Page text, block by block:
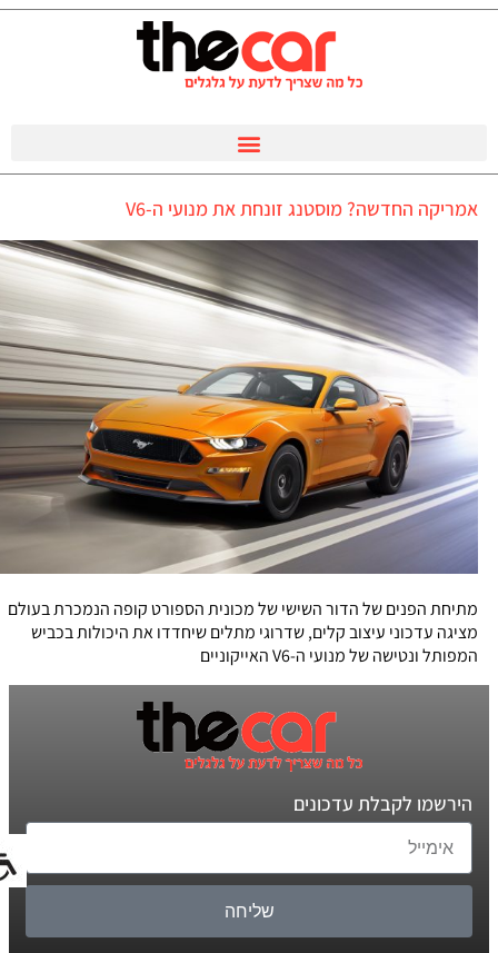
אמריקה החדשה? מוסטנג זונחת את מנועי ה-V6
מתיחת הפנים של הדור השישי של מכונית הספורט קופה הנמכרת בעולם
מציגה עדכוני עיצוב קלים, שדרוגי מתלים שיחדדו את היכולות בכביש
המפותל ונטישה של מנועי ה-V6 האייקוניים
הירשמו לקבלת עדכונים
שליחה